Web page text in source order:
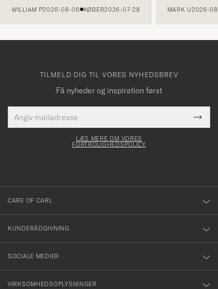
WILLIAM P2026-08-06 KØBER2026-07-28 MARK U2026-
TILMELD DIG TIL VORES NYHEDSBREV
Få nyheder og inspiration først
mailadresse
skal
Tack
för
dig
till
vårt
nyhetsbrev!
LÆS MERE OM VORES
FORTROLIGHEDSPOLICY
CARE OF CARL
KUNDERÅDGIVNING
SOCIALE MEDIER
VIRKSOMHEDSOPLYSNINGER